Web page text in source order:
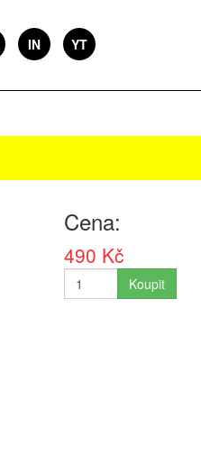
IN YT
Cena
490 Kč
Koupit